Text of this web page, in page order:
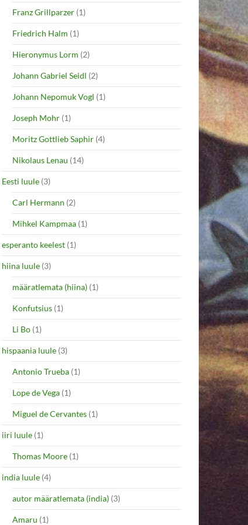
Franz Grillparzer (1)
Friedrich Halm (1)
Hieronymus Lorm (2)
Johann Gabriel Seidl (2)
Johann Nepomuk Vogl (1)
Joseph Mohr (1)
Moritz Gottlieb Saphir (4)
Nikolaus Lenau (14)
Eesti luule (3)
Carl Hermann (2)
Mihkel Kampmaa (1)
esperanto keelest (1)
hiina luule (3)
määratlemata (hiina) (1)
Konfutsius (1)
Li Bo (1)
hispaania luule (3)
Antonio Trueba (1)
Lope de Vega (1)
Miguel de Cervantes (1)
iiri luule (1)
Thomas Moore (1)
india luule (4)
autor määratlemata (india) (3)
Amaru (1)